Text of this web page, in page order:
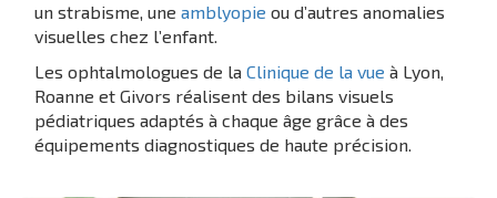
un strabisme, uneamblyopie ou d’autres anomalies
visuelles chez l’enfant.
Les ophtalmologues de laClinique de la vue à Lyon,
Roanne et Givors réalisent des bilans visuels
pédiatriques adaptés à chaque âge grâce à des
équipements diagnostiques de haute précision.